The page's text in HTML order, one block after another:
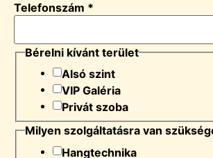
Telefonszám *
Bérelni kívánt terület
Alsó szint
VIP Galéria
Privát szoba
Milyen szolgáltatásra van
Hangtechnika